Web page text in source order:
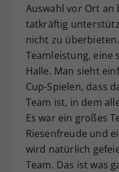
Auswahl vor Ort an
tatkräftig
nicht zu
Teamleistung, eine
Halle. Man sieht
Cup-Spielen, dass
Team ist, in dem
Es war ein großes
Riesenfreude und
wird natürlich
Team. Das ist was